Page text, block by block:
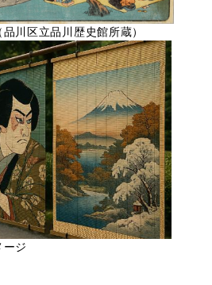
川区立品川歴史館所蔵）
ジ